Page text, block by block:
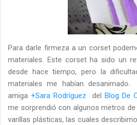
Para darle firmeza a un corset
materiales. Este corset ha sido un
desde hace tiempo, pero la
materiales me habían
amiga +Sara Rodríguez del Blog De
me sorprendió con algunos metros
varillas plásticas, las cuales